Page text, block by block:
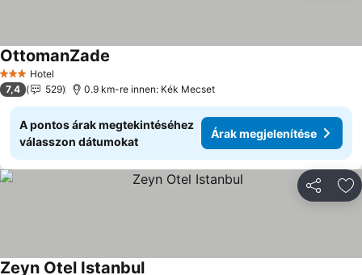
3 Kategória
Hotel
OttomanZade
7,4 529 0.9 km-re innen: Kék Mecset
A pontos árak megtekintéséhez
válasszon dátumokat
Árak megjelenítése
Zeyn Otel Istanbul